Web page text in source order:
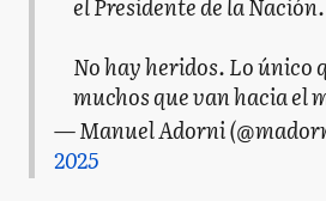
No hay heridos. Lo único
muchos que van hacia el
— Manuel Adorni
2025